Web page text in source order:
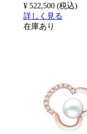
¥ 522,500 (税込)
詳しく見る
在庫あり